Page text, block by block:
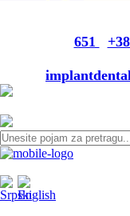
651